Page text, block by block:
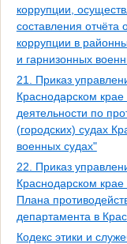
коррупции,
составления отчёта
коррупции в
и гарнизонных
21. Приказ
Краснодарском
деятельности по
(городских) судах
военных судах"
22. Приказ
Краснодарском
Плана
департамента в
Кодекс этики и